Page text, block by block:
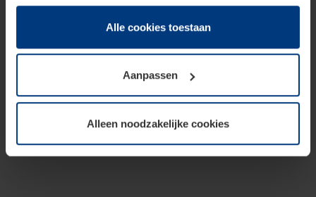
hun diensten hebben verzameld.
Juridisch hebben wij het recht om cookies op uw
van deze pagina's absoluut vereist is. Voor alle andere
soorten cookies is uw toestemming benodigd. Uw
toestemming kunt u op elk moment bij de uitleg van de
wijzigen of herroepen.
Alle cookies toestaan
Aanpassen
Alleen noodzakelijke cookies